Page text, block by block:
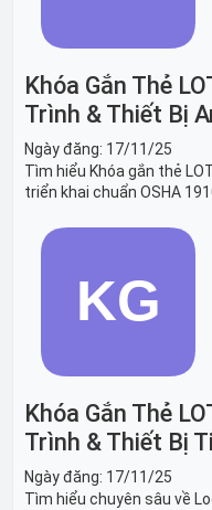
Khóa Gắn Thẻ
Trình & Thiết Bị
Ngày đăng: 17/11/25
Tìm hiểu Khóa gắn thẻ
triển khai chuẩn OSHA
Khóa Gắn Thẻ
Trình & Thiết Bị
Ngày đăng: 17/11/25
Tìm hiểu chuyên sâu về